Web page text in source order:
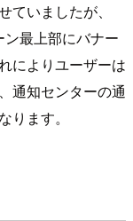
いましたが、
最上部にバナー
によりユーザーは
通知センターの通
ます。